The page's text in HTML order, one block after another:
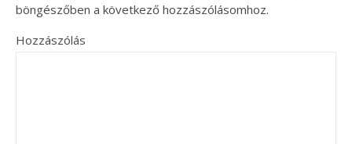
böngészőben a következő hozzászólásomhoz.
Hozzászólás